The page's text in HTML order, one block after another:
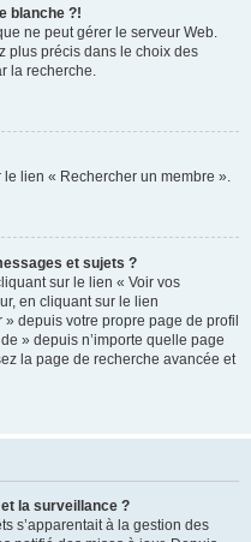
blanche ?!
ne peut gérer le serveur Web.
plus précis dans le choix des
la recherche.
lien « Rechercher un membre ».
et sujets ?
sur le lien « Voir vos
en cliquant sur le lien
depuis votre propre page de profil
» depuis n’importe quelle page
la page de recherche avancée et
la surveillance ?
s’apparentait à la gestion des